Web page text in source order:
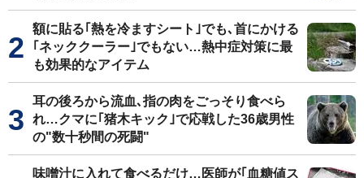
額に貼る｢熱を冷ますシート｣でも､首にかける
｢ネッククーラー｣でもない…熱中症対策に最
も効果的なアイテム
耳の後ろから流血､指の肉をごっそり食べら
れ…クマに｢猪木キック｣で応戦した36歳男性
の"数十秒間の死闘"
味噌汁に入れて食べるだけ…医師が｢血糖値ス